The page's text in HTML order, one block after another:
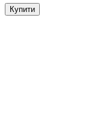
Купити